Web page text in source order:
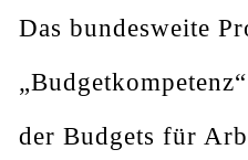
Das bundesweite
der Budgets für